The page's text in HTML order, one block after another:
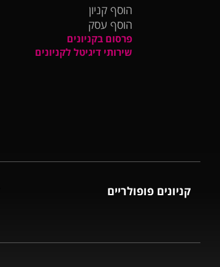
הוסף קניון
הוסף עסק
פרסום בקניונים
שירותי דיגיטל לקניונים
קניונים פופולריים